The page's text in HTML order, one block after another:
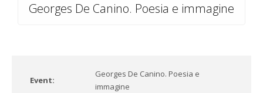
Georges De Canino. Poesia e immagine
Event:
Georges De Canino. Poesia e
immagine